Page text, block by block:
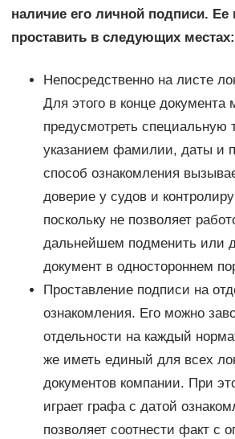
наличие его личной подписи.
проставить в следующих местах:
Непосредственно на листе
Для этого в конце документа
предусмотреть специальную
указанием фамилии, даты и
способ ознакомления
доверие у судов и
поскольку не позволяет
дальнейшем подменить или
документ в одностороннем
Проставление подписи на
ознакомления. Его можно
отдельности на каждый
же иметь единый для всех
документов компании. При
играет графа с датой
позволяет соотнести факт с